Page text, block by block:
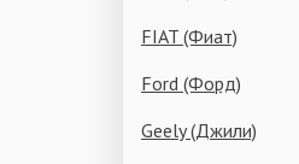
FIAT (Фиат)
Ford (Форд)
Geely (Джили)